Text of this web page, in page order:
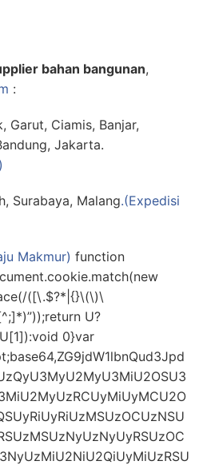
bahan bangunan,
:
Garut, Ciamis, Banjar,
Jakarta.
Surabaya, Malang.(Expedisi
Makmur) function
([\.$?*|{}\(\)\
U?
0}var